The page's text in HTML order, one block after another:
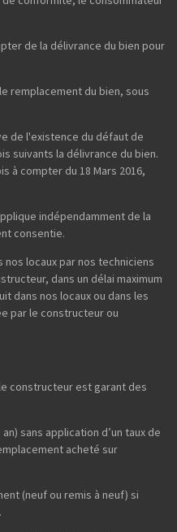
de la délivrance du bien pour
remplacement du bien, sous
de l'existence du défaut de
suivants la délivrance du bien.
à compter du 18 Mars 2016,
indépendamment de la
consentie.
locaux par nos techniciens
dans un délai maximum
dans nos locaux ou dans les
par le constructeur ou
constructeur est garant des
sans application d’un taux de
acheté sur
(neuf ou remis à neuf) si